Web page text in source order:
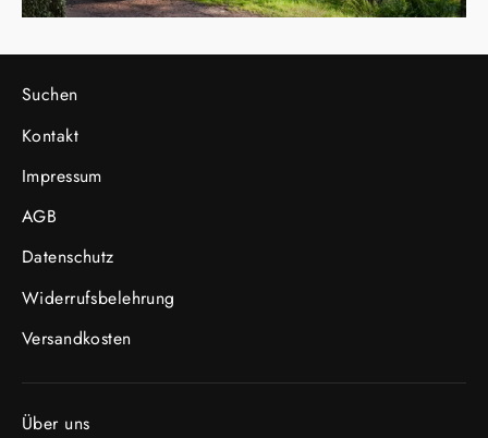
Suchen
Kontakt
Impressum
AGB
Datenschutz
Widerrufsbelehrung
Versandkosten
Über uns